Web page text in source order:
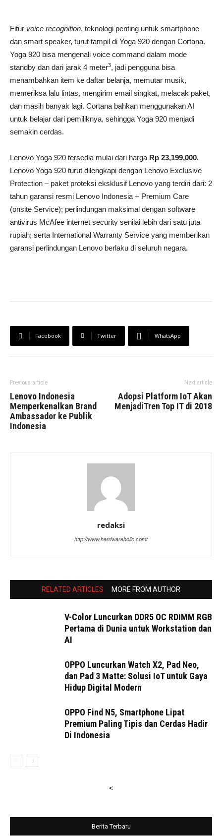
Fitur voice recognition, teknologi penting untuk smartphone
dan smart speaker, turut tampil di Yoga 920 dengan Cortana.
Yoga 920 bisa mengenali voice command dalam mode
standby dan dari jarak 4 meter3, jadi pengguna bisa
menambahkan item ke daftar belanja, memutar musik,
memeriksa lalu lintas, mengirim email singkat, melacak paket,
dan masih banyak lagi. Cortana bahkan menggunakan AI
untuk belajar dari pemiliknya, sehingga Yoga 920 menjadi
semakin cerdas.
Lenovo Yoga 920 tersedia mulai dari harga Rp 23,199,000.
Lenovo Yoga 920 turut dilengkapi dengan Lenovo Exclusive
Protection – paket proteksi eksklusif Lenovo yang terdiri dari: 2
tahun garansi resmi Lenovo Indonesia + Premium Care
(onsite Service); perlindungan maksimal dengan software
antivirus McAfee internet security senilai lebih dari satu juta
rupiah; serta International Warranty Service yang memberikan
garansi perlindungan Lenovo berlaku di seluruh negara.
Facebook Twitter WhatsApp
Previous article
Lenovo Indonesia
Memperkenalkan Brand
Ambassador ke Publik
Indonesia
Next article
Adopsi Platform IoT Akan
MenjadiTren Top IT di 2018
redaksi
http://www.hardwareholic.com/
RELATED ARTICLES MORE FROM AUTHOR
V-Color Luncurkan DDR5 OC RDIMM RGB
Pertama di Dunia untuk Workstation dan
AI
OPPO Luncurkan Watch X2, Pad Neo,
dan Pad 3 Matte: Solusi IoT untuk Gaya
Hidup Digital Modern
OPPO Find N5, Smartphone Lipat
Premium Paling Tipis dan Cerdas Hadir
Di Indonesia
<
Berita Terbaru